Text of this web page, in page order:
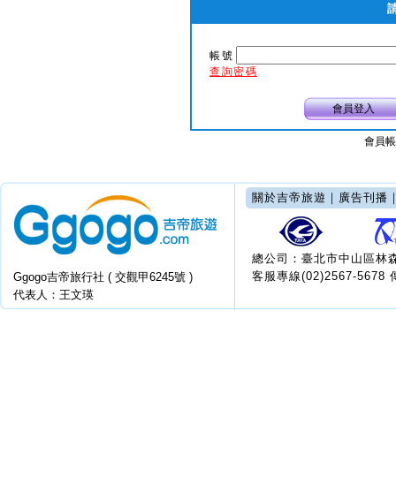
帳號
查詢密碼
會員登入
會員